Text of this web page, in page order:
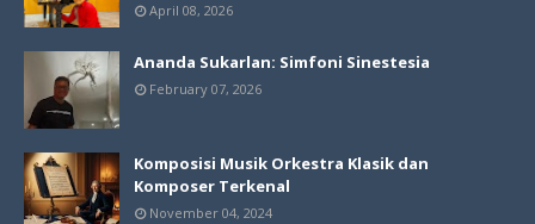
April 08, 2026
Ananda Sukarlan: Simfoni Sinestesia
February 07, 2026
Komposisi Musik Orkestra Klasik dan
Komposer Terkenal
November 04, 2024